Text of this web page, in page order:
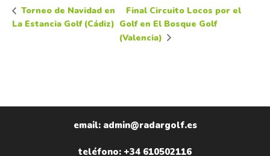
Torneo de Navidad en
La Estancia Golf (Cádiz)
Final Circuito Locos por el
Golf en El Bosque Golf
(Valencia)
email: admin@radargolf.es
teléfono: +34 610502116